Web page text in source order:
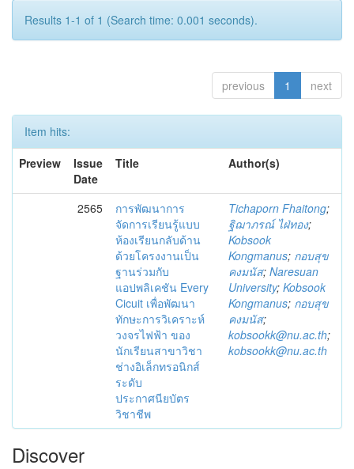
Results 1-1 of 1 (Search time: 0.001 seconds).
previous 1 next
Item hits:
Preview
Issue
Date
Title Author(s)
2565
การพัฒนาการ
จัดการเรียนรู้แบบ
ห้องเรียนกลับด้าน
ด้วยโครงงานเป็น
ฐานร่วมกับ
แอปพลิเคชัน Every
Cicuit เพื่อพัฒนา
ทักษะการวิเคราะห์
วงจรไฟฟ้า ของ
นักเรียนสาขาวิชา
ช่างอิเล็กทรอนิกส์
ระดับ
ประกาศนียบัตร
วิชาชีพ
Tichaporn Fhaitong;
ฐิฌาภรณ์ ไฝ่ทอง;
Kobsook
Kongmanus; กอบสุข
คงมนัส; Naresuan
University; Kobsook
Kongmanus; กอบสุข
คงมนัส;
kobsookk@nu.ac.th;
kobsookk@nu.ac.th
Discover